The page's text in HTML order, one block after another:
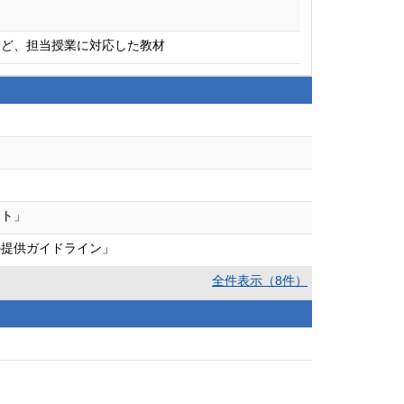
、担当授業に対応した教材
」
供ガイドライン」
全件表示（8件）